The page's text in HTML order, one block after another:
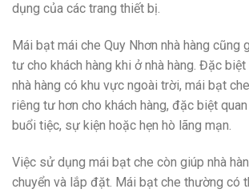
dụng của các trang thiết bị.
Mái bạt mái che Quy Nhơn nhà hàng cũng
tư cho khách hàng khi ở nhà hàng. Đặc
nhà hàng có khu vực ngoài trời, mái bạt
riêng tư hơn cho khách hàng, đặc biệt
buổi tiệc, sự kiện hoặc hẹn hò lãng mạn.
Việc sử dụng mái bạt che còn giúp nhà
chuyển và lắp đặt. Mái bạt che thường có